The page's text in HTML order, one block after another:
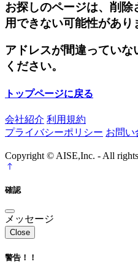
お探しのページは、削除
用できない可能性があり
アドレスが間違ってい
ください。
トップページに戻る
会社紹介 利用規約
プライバシーポリシー お問い
Copyright © AISE,Inc. - All rights
確認
メッセージ
Close
警告！！